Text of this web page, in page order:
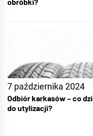
obróbki?
7 października 2024
Odbiór karkasów – co
do utylizacji?